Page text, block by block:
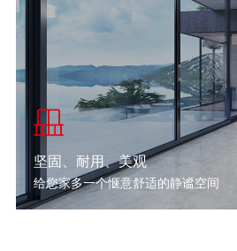
坚固、耐用、美观
给您家多一个惬意舒适的静谧空间